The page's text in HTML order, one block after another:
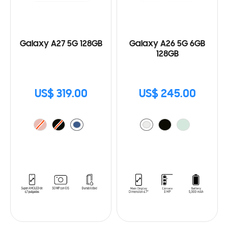
Galaxy A27 5G 128GB
US$ 319.00
Galaxy A26 5G 6GB
128GB
US$ 245.00